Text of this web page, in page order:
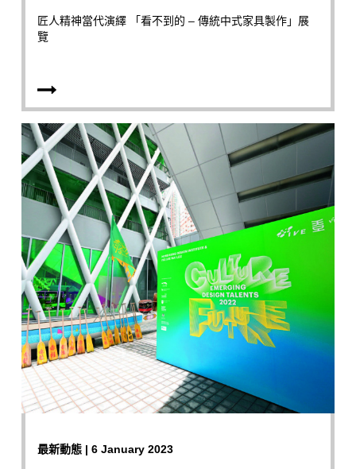
匠人精神當代演繹 「看不到的 – 傳統中式家具製作」展
覽
最新動態 | 6 January 2023